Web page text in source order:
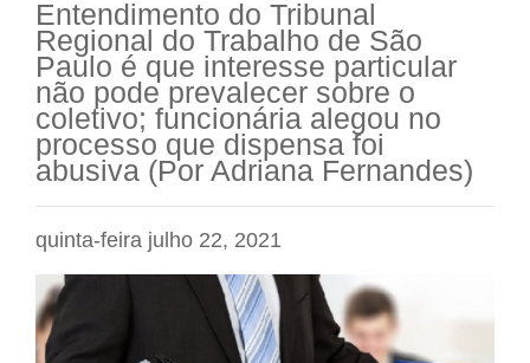
Entendimento do Tribunal
Regional do Trabalho de São
Paulo é que interesse particular
não pode prevalecer sobre o
coletivo; funcionária alegou no
processo que dispensa foi
abusiva (Por Adriana Fernandes)
quinta-feira julho 22, 2021